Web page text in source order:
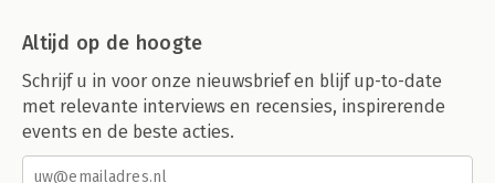
Altijd op de hoogte
Schrijf u in voor onze nieuwsbrief en blijf up-to-date
met relevante interviews en recensies, inspirerende
events en de beste acties.